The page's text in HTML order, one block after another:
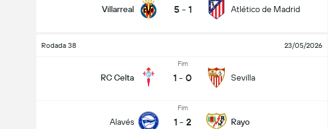
Villarreal 5 - 1 Atlético de Madrid
Rodada 38 23/05/2026
RC Celta
Fim
1 - 0 Sevilla
Alavés
Fim
1 - 2 Rayo